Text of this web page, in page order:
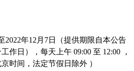
2022年12月7日（提供期限自本公告
作日），每天上午 09:00 至 12:00 ，
时间，法定节假日除外 ）